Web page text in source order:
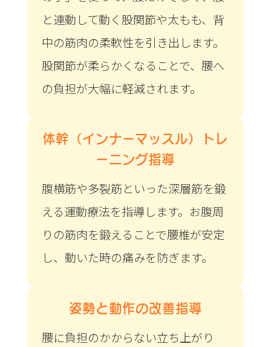
と連動して動く股関節や太もも、背
中の筋肉の柔軟性を引き出します。
股関節が柔らかくなることで、腰へ
の負担が大幅に軽減されます。
体幹（インナーマッスル）トレ
ーニング指導
腹横筋や多裂筋といった深層筋を鍛
える運動療法を指導します。お腹周
りの筋肉を鍛えることで腰椎が安定
し、動いた時の痛みを防ぎます。
姿勢と動作の改善指導
腰に負担のかからない立ち上がり